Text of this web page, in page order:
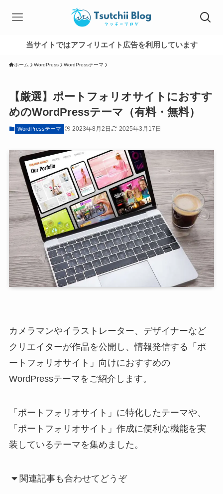
当サイトではアフィリエイト広告を利用しています
ホーム WordPress WordPressテーマ
【厳選】ポートフォリオサイトにおすす
めのWordPressテーマ（有料・無料）
WordPressテーマ 2023年8月2日 2025年3月17日
カメラマンやイラストレーター、デザイナーなど
クリエイターが作品を公開し、情報発信する「ポ
ートフォリオサイト」向けにおすすめの
WordPressテーマをご紹介します。
「ポートフォリオサイト」に特化したテーマや、
「ポートフォリオサイト」作成に便利な機能を実
装しているテーマを集めました。
関連記事も合わせてどうぞ